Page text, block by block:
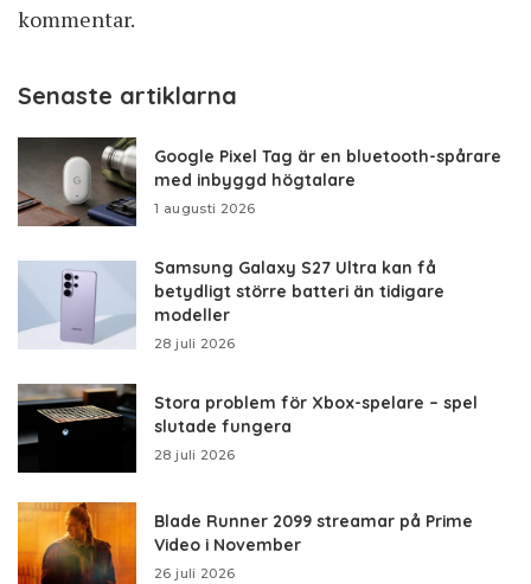
kommentar.
Senaste artiklarna
Google Pixel Tag är en bluetooth-spårare
med inbyggd högtalare
1 augusti 2026
Samsung Galaxy S27 Ultra kan få
betydligt större batteri än tidigare
modeller
28 juli 2026
Stora problem för Xbox-spelare – spel
slutade fungera
28 juli 2026
Blade Runner 2099 streamar på Prime
Video i November
26 juli 2026